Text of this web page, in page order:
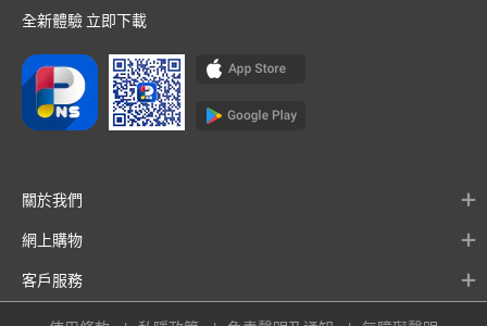
全新體驗 立即下載
關於我們
網上購物
客戶服務